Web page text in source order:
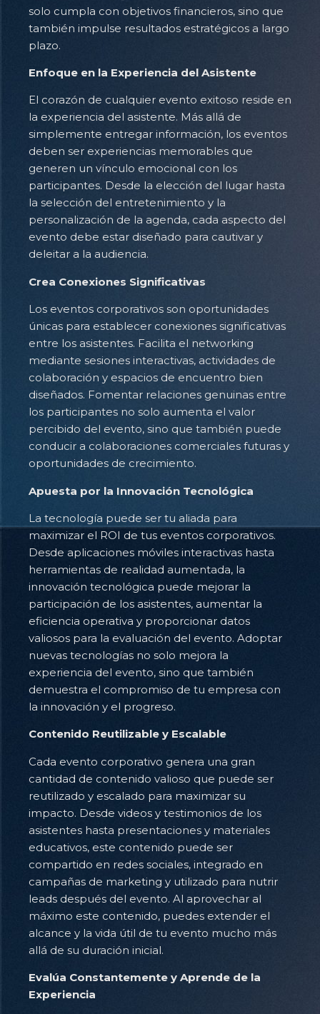
solo cumpla con objetivos financieros, sino que
también impulse resultados estratégicos a largo
plazo.
Enfoque en la Experiencia del Asistente
El corazón de cualquier evento exitoso reside en
la experiencia del asistente. Más allá de
simplemente entregar información, los eventos
deben ser experiencias memorables que
generen un vínculo emocional con los
participantes. Desde la elección del lugar hasta
la selección del entretenimiento y la
personalización de la agenda, cada aspecto del
evento debe estar diseñado para cautivar y
deleitar a la audiencia.
Crea Conexiones Significativas
Los eventos corporativos son oportunidades
únicas para establecer conexiones significativas
entre los asistentes. Facilita el networking
mediante sesiones interactivas, actividades de
colaboración y espacios de encuentro bien
diseñados. Fomentar relaciones genuinas entre
los participantes no solo aumenta el valor
percibido del evento, sino que también puede
conducir a colaboraciones comerciales futuras y
oportunidades de crecimiento.
Apuesta por la Innovación Tecnológica
La tecnología puede ser tu aliada para
maximizar el ROI de tus eventos corporativos.
Desde aplicaciones móviles interactivas hasta
herramientas de realidad aumentada, la
innovación tecnológica puede mejorar la
participación de los asistentes, aumentar la
eficiencia operativa y proporcionar datos
valiosos para la evaluación del evento. Adoptar
nuevas tecnologías no solo mejora la
experiencia del evento, sino que también
demuestra el compromiso de tu empresa con
la innovación y el progreso.
Contenido Reutilizable y Escalable
Cada evento corporativo genera una gran
cantidad de contenido valioso que puede ser
reutilizado y escalado para maximizar su
impacto. Desde videos y testimonios de los
asistentes hasta presentaciones y materiales
educativos, este contenido puede ser
compartido en redes sociales, integrado en
campañas de marketing y utilizado para nutrir
leads después del evento. Al aprovechar al
máximo este contenido, puedes extender el
alcance y la vida útil de tu evento mucho más
allá de su duración inicial.
Evalúa Constantemente y Aprende de la
Experiencia